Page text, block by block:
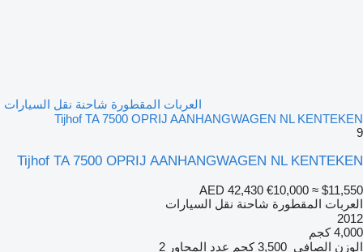
العربات المقطورة شاحنة نقل السيارات
Tijhof TA 7500 OPRIJ AANHANGWAGEN NL KENTEKEN
9
Tijhof TA 7500 OPRIJ AANHANGWAGEN NL KENTEKEN
AED 42,430 €10,000 ≈ $11,550
العربات المقطورة شاحنة نقل السيارات
2012
4,000 كجم
الوزن الصافي 3,500 كجم عدد المحاور 2